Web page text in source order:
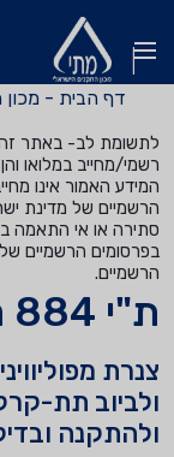
דף הבית - מכון
לתשומת לב- באתר זה
רשמי/מחייב במלואו
המידע האמור אינו
הרשמיים של מדינת
סתירה או אי התאמה
בפרסומים הרשמיים
הרשמיים.
ת"י 884 חלק 2
ולביוב תת-
ולהתקנה